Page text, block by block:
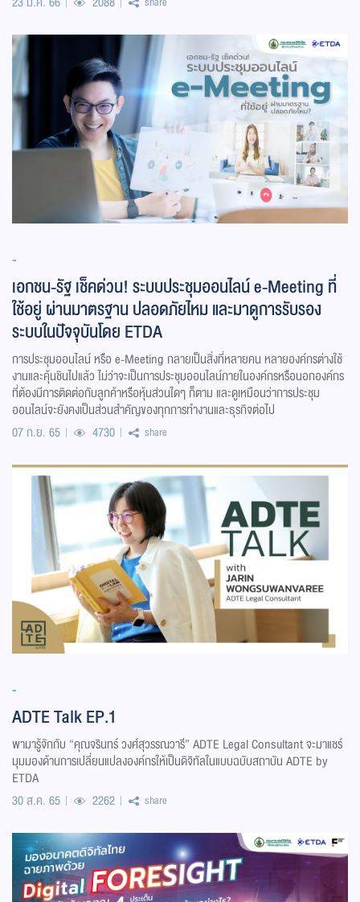
-
เอกชน-รัฐ เช็คด่วน! ระบบประชุมออนไลน์ e-Meeting ที่
ใช้อยู่ ผ่านมาตรฐาน ปลอดภัยไหม และมาดูการรับรอง
ระบบในปัจจุบันโดย ETDA
การประชุมออนไลน์ หรือ e-Meeting กลายเป็นสิ่งที่หลายคน หลายองค์กรต่างใช้
งานและคุ้นชินไปแล้ว ไม่ว่าจะเป็นการประชุมออนไลน์ภายในองค์กรหรือนอกองค์กร
ที่ต้องมีการติดต่อกับลูกค้าหรือหุ้นส่วนใดๆ ก็ตาม และดูเหมือนว่าการประชุม
ออนไลน์จะยังคงเป็นส่วนสำคัญของทุกการทำงานและธุรกิจต่อไป
07 ก.ย. 65
4730 share
-
ADTE Talk EP.1
พามารู้จักกับ “คุณจรินทร์ วงศ์สุวรรณวารี” ADTE Legal Consultant จะมาแชร์
มุมมองด้านการเปลี่ยนแปลงองค์กรให้เป็นดิจิทัลในแบบฉบับสถาบัน ADTE by
ETDA
30 ส.ค. 65
2262 share